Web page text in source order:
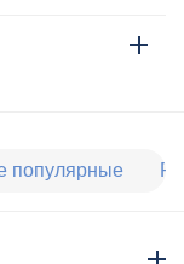
популярные